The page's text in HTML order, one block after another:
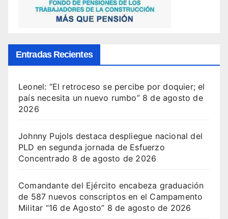
Entradas Recientes
Leonel: “El retroceso se percibe por doquier; el
país necesita un nuevo rumbo” 8 de agosto de
2026
Johnny Pujols destaca despliegue nacional del
PLD en segunda jornada de Esfuerzo
Concentrado 8 de agosto de 2026
Comandante del Ejército encabeza graduación
de 587 nuevos conscriptos en el Campamento
Militar “16 de Agosto” 8 de agosto de 2026